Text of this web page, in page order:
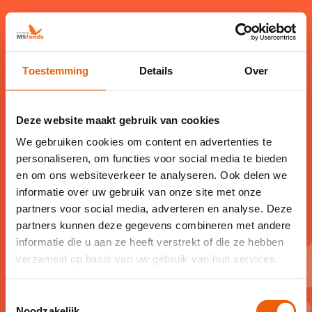
Toestemming Details Over
Deze website maakt gebruik van cookies
We gebruiken cookies om content en advertenties te
personaliseren, om functies voor social media te bieden
en om ons websiteverkeer te analyseren. Ook delen we
informatie over uw gebruik van onze site met onze
partners voor social media, adverteren en analyse. Deze
partners kunnen deze gegevens combineren met andere
informatie die u aan ze heeft verstrekt of die ze hebben
verzameld op basis van uw gebruik van hun services.
Leuk dat je erbij bent!
Je gegevens zijn ontvangen. Fijn dat je
ons laat weten of je er volgend jaar weer
bij bent! We nemen voor aanvang van
het kamp contact met je op om alles
verder af te stemmen.